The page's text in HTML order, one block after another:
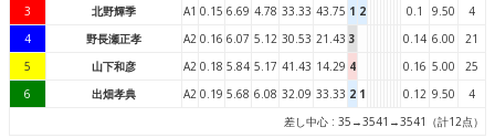
3
北野輝季 A1 0.15 6.69 4.78 33.33 43.75 1 2 0.1 9.50
4
4
野長瀬正孝 A2 0.16 6.07 5.12 30.53 21.43 3 0.14 6.00
21
5
山下和彦 A2 0.18 5.84 5.17 41.43 14.29 4 0.16 5.00
25
6
出畑孝典 A2 0.19 5.68 6.08 32.09 33.33 2 1 0.12 9.50
4
差し中心 : 35→3541→3541（計12点）